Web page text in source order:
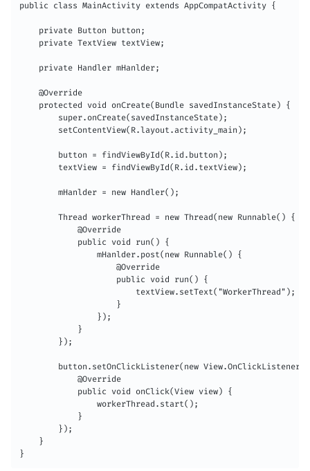
public class MainActivity extends AppCompatActivity {
    private Button button;
    private TextView textView;
    private Handler mHanlder;
    @Override
    protected void onCreate(Bundle savedInstanceState) {
        super.onCreate(savedInstanceState);
        setContentView(R.layout.activity_main);
        button = findViewById(R.id.button);
        textView = findViewById(R.id.textView);
        mHanlder = new Handler();
        Thread workerThread = new Thread(new Runnable() {
            @Override
            public void run() {
                mHanlder.post(new Runnable() {
                    @Override
                    public void run() {
                        textView.setText("WorkerThread");
                    }
                });
            }
        });
button.setOnClickListener(new
            @Override
            public void onClick(View view) {
                workerThread.start();
            }
        });
    }
}